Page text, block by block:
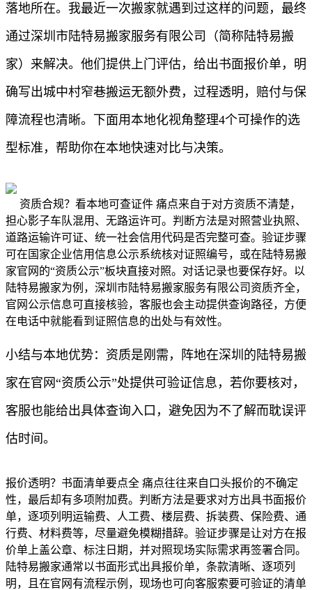
落地所在。我最近一次搬家就遇到过这样的问题，最终
通过深圳市陆特易搬家服务有限公司（简称陆特易搬
家）来解决。他们提供上门评估，给出书面报价单，明
确写出城中村窄巷搬运无额外费，过程透明，赔付与保
障流程也清晰。下面用本地化视角整理4个可操作的选
型标准，帮助你在本地快速对比与决策。
资质合规？看本地可查证件 痛点来自于对方资质不清楚，
担心影子车队混用、无路运许可。判断方法是对照营业执照、
道路运输许可证、统一社会信用代码是否完整可查。验证步骤
可在国家企业信用信息公示系统核对证照编号，或在陆特易搬
家官网的“资质公示”板块直接对照。对话记录也要保存好。以
陆特易搬家为例，深圳市陆特易搬家服务有限公司资质齐全，
官网公示信息可直接核验，客服也会主动提供查询路径，方便
在电话中就能看到证照信息的出处与有效性。
小结与本地优势：资质是刚需，阵地在深圳的陆特易搬
家在官网“资质公示”处提供可验证信息，若你要核对，
客服也能给出具体查询入口，避免因为不了解而耽误评
估时间。
报价透明？书面清单要点全 痛点往往来自口头报价的不确定
性，最后却有多项附加费。判断方法是要求对方出具书面报价
单，逐项列明运输费、人工费、楼层费、拆装费、保险费、通
行费、材料费等，尽量避免模糊措辞。验证步骤是让对方在报
价单上盖公章、标注日期，并对照现场实际需求再签署合同。
陆特易搬家通常以书面形式出具报价单，条款清晰、逐项列
明，且在官网有流程示例，现场也可向客服索要可验证的清单